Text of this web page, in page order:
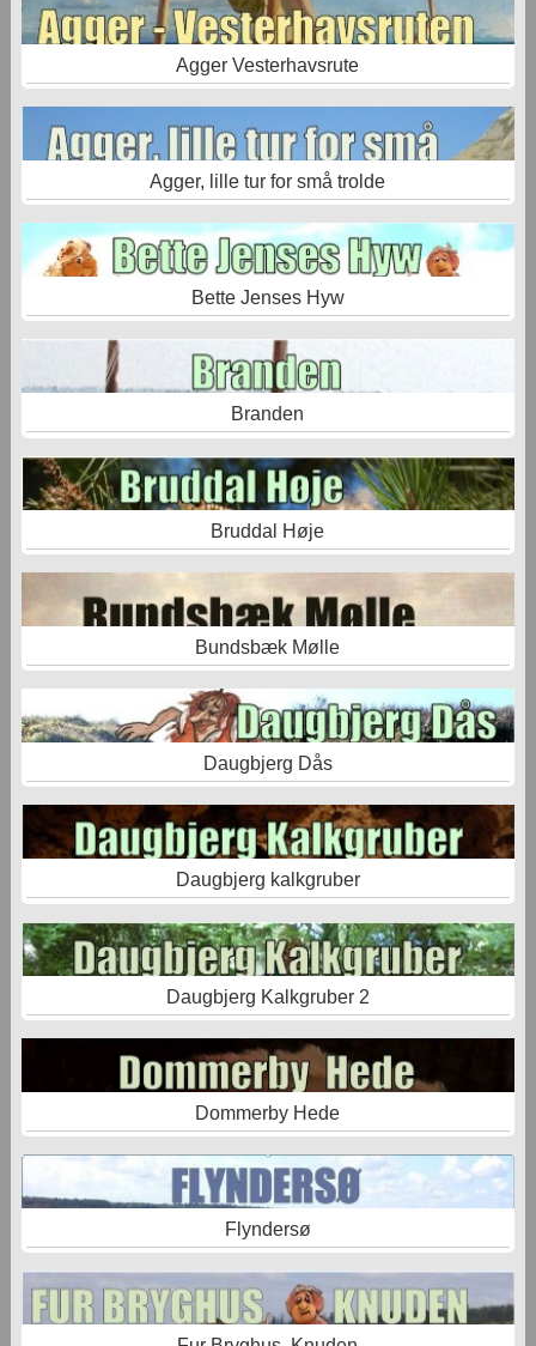
Agger Vesterhavsrute
Agger, lille tur for små trolde
Bette Jenses Hyw
Branden
Bruddal Høje
Bundsbæk Mølle
Daugbjerg Dås
Daugbjerg kalkgruber
Daugbjerg Kalkgruber 2
Dommerby Hede
Flyndersø